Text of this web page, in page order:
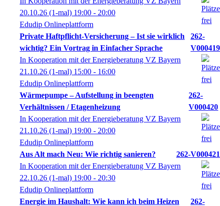
20.10.26 (1-mal) 19:00 - 20:00
Edudip Onlineplattform
Private Haftpflicht-Versicherung – Ist sie wirklich
wichtig? Ein Vortrag in Einfacher Sprache
262-
V000419
In Kooperation mit der Energieberatung VZ Bayern
21.10.26 (1-mal) 15:00 - 16:00
Edudip Onlineplattform
Wärmepumpe – Aufstellung in beengten
Verhältnissen / Etagenheizung
262-
V000420
In Kooperation mit der Energieberatung VZ Bayern
21.10.26 (1-mal) 19:00 - 20:00
Edudip Onlineplattform
Aus Alt mach Neu: Wie richtig sanieren?
262-V000421
In Kooperation mit der Energieberatung VZ Bayern
22.10.26 (1-mal) 19:00 - 20:30
Edudip Onlineplattform
Energie im Haushalt: Wie kann ich beim Heizen
262-